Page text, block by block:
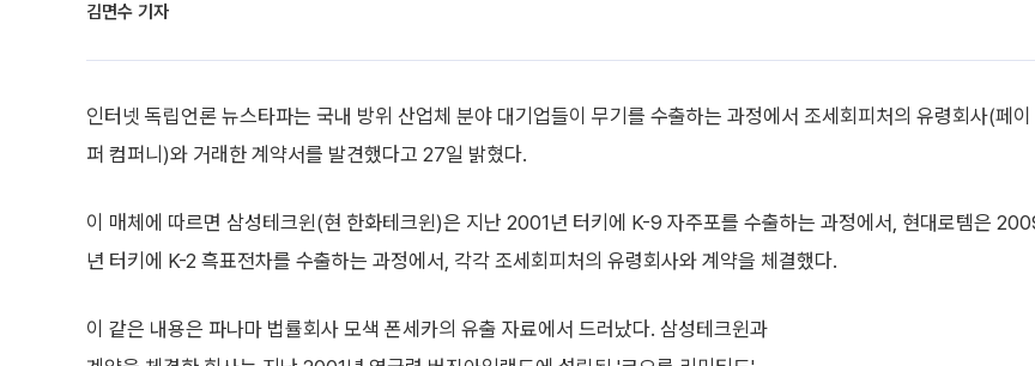
김면수 기자
인터넷 독립언론 뉴스타파는 국내 방위 산업체 분야 대기업들이 무기를 수출하는 과정에서 조세회피처의 유령회사(페이
퍼 컴퍼니)와 거래한 계약서를 발견했다고 27일 밝혔다.
이 매체에 따르면 삼성테크윈(현 한화테크윈)은 지난 2001년 터키에 K-9 자주포를 수출하는 과정에서, 현대로템은
년 터키에 K-2 흑표전차를 수출하는 과정에서, 각각 조세회피처의 유령회사와 계약을 체결했다.
이 같은 내용은 파나마 법률회사 모색 폰세카의 유출 자료에서 드러났다. 삼성테크윈과